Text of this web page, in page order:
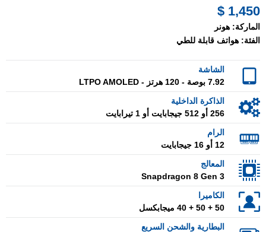
1,450 $
الماركة: هونر
الفئة: هواتف قابلة للطي
الشاشة
7.92 بوصة - 120 هرتز - LTPO AMOLED
الذاكرة الداخلية
256 أو 512 جيجابايت أو 1 تيرابايت
الرام
12 أو 16 جيجابايت
المعالج
Snapdragon 8 Gen 3
الكاميرا
50 + 50 + 40 ميجابكسل
البطارية والشحن السريع